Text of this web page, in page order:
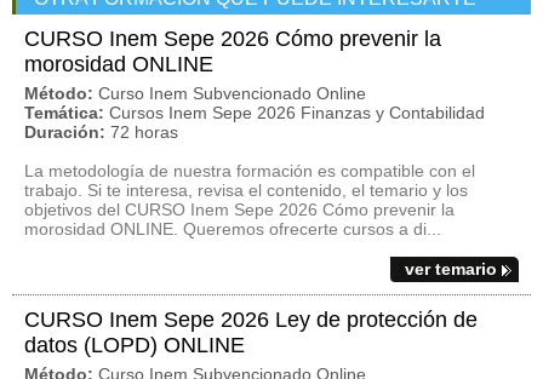
CURSO Inem Sepe 2026 Cómo prevenir la
morosidad ONLINE
Método: Curso Inem Subvencionado Online
Temática: Cursos Inem Sepe 2026 Finanzas y Contabilidad
Duración: 72 horas
La metodología de nuestra formación es compatible con el
trabajo. Si te interesa, revisa el contenido, el temario y los
objetivos del CURSO Inem Sepe 2026 Cómo prevenir la
morosidad ONLINE. Queremos ofrecerte cursos a di...
ver temario
CURSO Inem Sepe 2026 Ley de protección de
datos (LOPD) ONLINE
Método: Curso Inem Subvencionado Online